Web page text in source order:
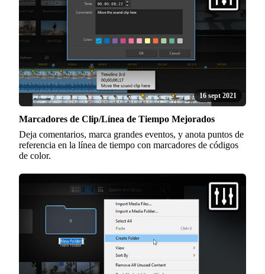
16 sept 2021
Marcadores de Clip/Línea de Tiempo Mejorados
Deja comentarios, marca grandes eventos, y anota puntos de
referencia en la línea de tiempo con marcadores de códigos
de color.